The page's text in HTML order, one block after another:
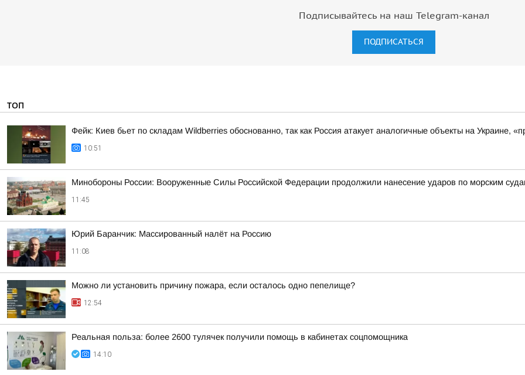
Подписывайтесь на наш Telegram-канал
ПОДПИСАТЬСЯ
ТОП
Фейк: Киев бьет по складам Wildberries обоснованно, так как Россия атакует аналогичные объекты на Украине,
10:51
Минобороны России: Вооруженные Силы Российской Федерации продолжили нанесение ударов по морским
11:45
Юрий Баранчик: Массированный налёт на Россию
11:08
Можно ли установить причину пожара, если осталось одно пепелище?
12:54
Реальная польза: более 2600 тулячек получили помощь в кабинетах соцпомощника
14:10